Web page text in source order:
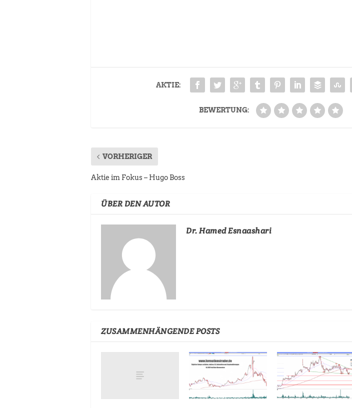
AKTIE:
BEWERTUNG:
VORHERIGER
Aktie im Fokus – Hugo Boss
ÜBER DEN AUTOR
Dr. Hamed Esnaashari
ZUSAMMENHÄNGENDE POSTS